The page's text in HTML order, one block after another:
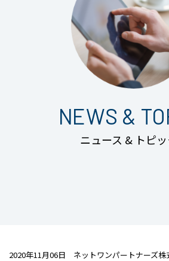
NEWS &
ニュース & トピ
2020年11月06日 ネットワンパートナーズ株